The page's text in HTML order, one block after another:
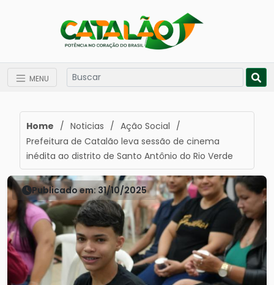
MENU
Home / Noticias / Ação Social /
Prefeitura de Catalão leva sessão de cinema
inédita ao distrito de Santo Antônio do Rio Verde
Publicado em: 31/10/2025